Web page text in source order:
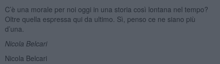
C’è una morale per noi oggi in una storia così lontana nel tempo?
Oltre quella espressa qui da ultimo. Sì, penso ce ne siano più
d’una.
Nicola Belcari
Nicola Belcari